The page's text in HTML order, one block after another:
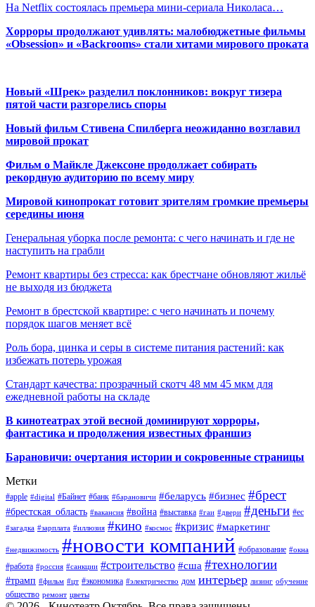
На Netflix состоялась премьера мини-сериала Николаса…
Хорроры продолжают удивлять: малобюджетные фильмы
«Obsession» и «Backrooms» стали хитами мирового проката
Новый «Шрек» разделил поклонников: вокруг тизера
пятой части разгорелись споры
Новый фильм Стивена Спилберга неожиданно возглавил
мировой прокат
Фильм о Майкле Джексоне продолжает собирать
рекордную аудиторию по всему миру
Мировой кинопрокат готовит зрителям громкие премьеры
середины июня
Генеральная уборка после ремонта: с чего начинать и где не
наступить на грабли
Ремонт квартиры без стресса: как брестчане обновляют жильё
не выходя из бюджета
Ремонт в брестской квартире: с чего начинать и почему
порядок шагов меняет всё
Роль бора, цинка и серы в системе питания растений: как
избежать потерь урожая
Стандарт качества: прозрачный скотч 48 мм 45 мкм для
ежедневной работы на складе
В кинотеатрах этой весной доминируют хорроры,
фантастика и продолжения известных франшиз
Барановичи: очертания истории и сокровенные страницы
Метки
#apple #digital #Байнет #банк #барановичи #беларусь #бизнес #брест
#брестская_область #вакансия #война #выставка #гаи #двери #деньги #ес
#загадка #зарплата #иллюзия #кино #космос #кризис #маркетинг
#недвижимость #новости компаний #образование #окна
#работа #россия #санкции #строительство #сша #технологии
#трамп #фильм #цт #экономика #электричество дом интерьер лизинг обучение
общество ремонт цветы